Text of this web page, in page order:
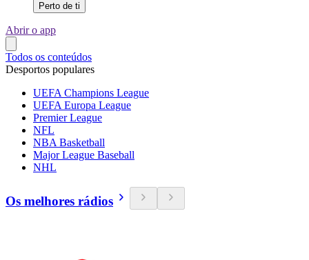
Perto de ti
Abrir o app
Todos os conteúdos
Desportos populares
UEFA Champions League
UEFA Europa League
Premier League
NFL
NBA Basketball
Major League Baseball
NHL
Os melhores rádios